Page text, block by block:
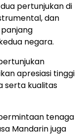
pertunjukan di
dan
negara.
apresiasi tinggi
serta kualitas
tenaga
Mandarin juga